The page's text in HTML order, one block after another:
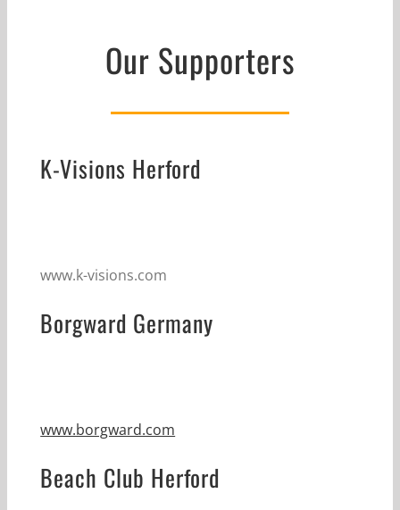
Our Supporters
K-Visions Herford
www.k-visions.com
Borgward Germany
www.borgward.com
Beach Club Herford